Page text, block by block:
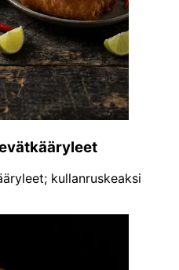
kullanruskeaksi